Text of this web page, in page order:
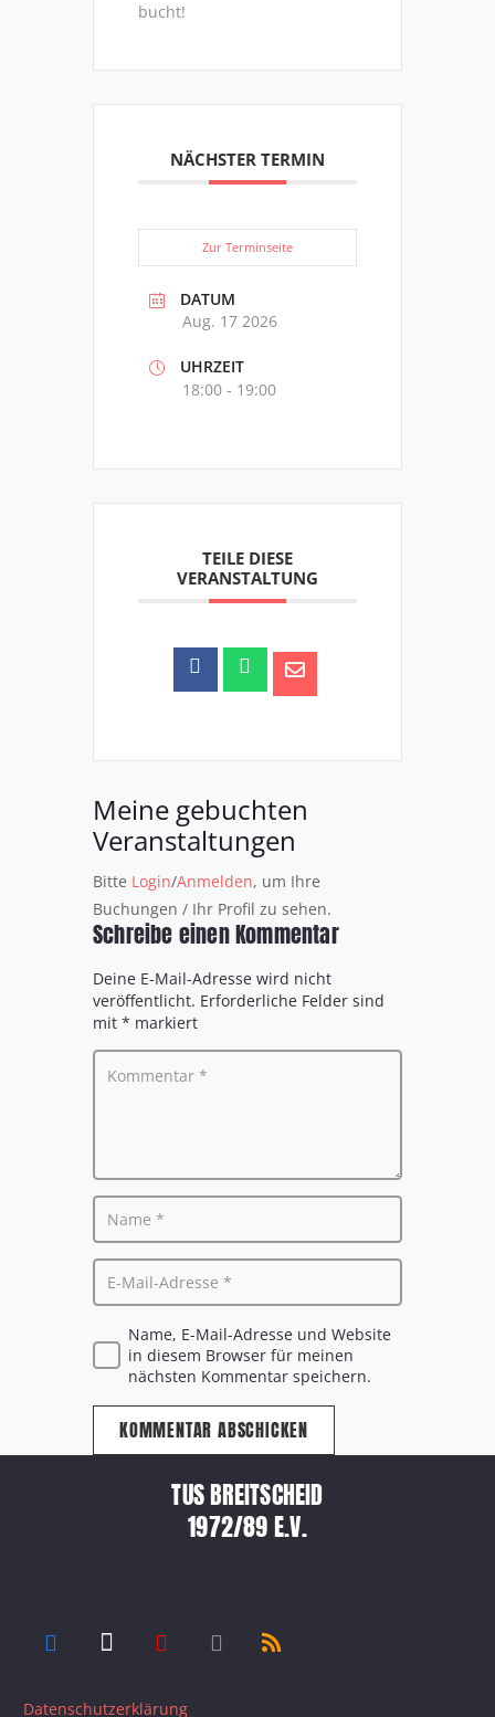
bucht!
NÄCHSTER TERMIN
Zur Terminseite
DATUM
Aug. 17 2026
UHRZEIT
18:00 - 19:00
TEILE DIESE
VERANSTALTUNG
Meine gebuchten
Veranstaltungen
Bitte Login/Anmelden, um Ihre
Buchungen / Ihr Profil zu sehen.
Schreibe einen Kommentar
Deine E-Mail-Adresse wird nicht
veröffentlicht. Erforderliche Felder sind
mit * markiert
Name, E-Mail-Adresse und Website
in diesem Browser für meinen
nächsten Kommentar speichern.
KOMMENTAR ABSCHICKEN
TUS BREITSCHEID
1972/89 E.V.
Datenschutzerklärung